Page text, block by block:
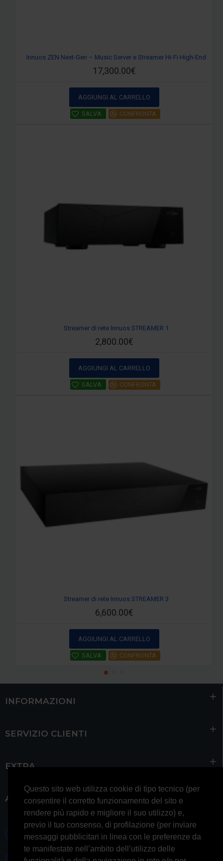
Questo sito web utilizza cookie di tipo tecnico (per
consentire il corretto funzionamento del sito e
rendere più rapido e migliore il suo utilizzo) e,
previo il tuo consenso, di profilazione (per inviare
messaggi pubblicitari in linea con le preferenze da
te manifestate nell’ambito dell’utilizzo delle
Innuos ZEN Next-Gen – Music Server e Streamer Hi-Fi High-End
17,300.00€
AGGIUNGI AL CARRELLO
SALVA CONFRONTA
Streamer di rete Innuos STREAMER 1
2,800.00€
AGGIUNGI AL CARRELLO
SALVA CONFRONTA
Streamer di rete Innuos STREAMER 3
6,600.00€
AGGIUNGI AL CARRELLO
SALVA CONFRONTA
INFORMAZIONI
SERVIZIO CLIENTI
EXTRA
ACCOUNT
0697245677 0697245678